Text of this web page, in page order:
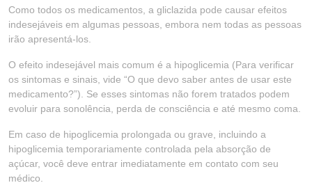
Como todos os medicamentos, a gliclazida pode causar efeitos
indesejáveis em algumas pessoas, embora nem todas as pessoas
irão apresentá-los.
O efeito indesejável mais comum é a hipoglicemia (Para verificar
os sintomas e sinais, vide “O que devo saber antes de usar este
medicamento?”). Se esses sintomas não forem tratados podem
evoluir para sonolência, perda de consciência e até mesmo coma.
Em caso de hipoglicemia prolongada ou grave, incluindo a
hipoglicemia temporariamente controlada pela absorção de
açúcar, você deve entrar imediatamente em contato com seu
médico.